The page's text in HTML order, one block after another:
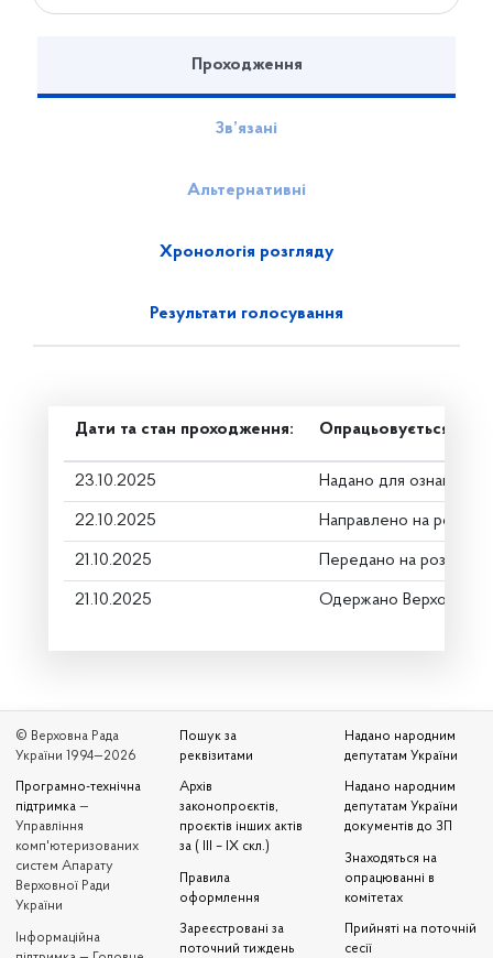
Проходження
Зв’язані
Альтернативні
Хронологія розгляду
Результати голосування
Дати та стан проходження: Опрацьовується в
23.10.2025 Надано для
22.10.2025 Направлено на
21.10.2025 Передано на розгляд
21.10.2025 Одержано Верховною
© Верховна Рада
України 1994—2026
Програмно-технічна
підтримка —
Управління
комп'ютеризованих
систем Апарату
Верховної Ради
України
Iнформаційна
Пошук за
реквізитами
Архів
законопроєктів,
проєктів інших актів
за ( III – IX скл.)
Правила
оформлення
Зареєстровані за
поточний тиждень
Надано народним
депутатам України
Надано народним
депутатам України
документів до ЗП
Знаходяться на
опрацюванні в
комітетах
Прийняті на поточній
сесії